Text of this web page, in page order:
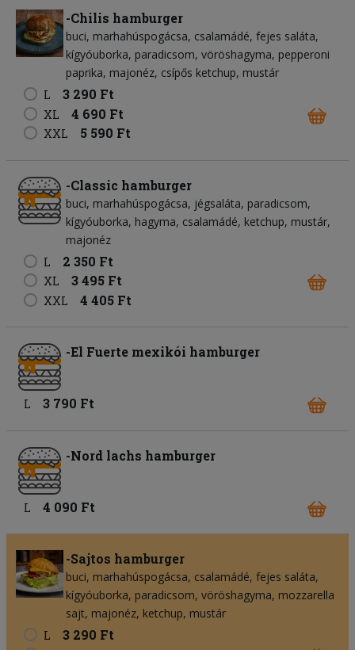
-Chilis hamburger
buci marhahúspogácsa csalamádé fejes saláta
kígyóuborka paradicsom vöröshagyma pepperoni
paprika majonéz csípős ketchup mustár
L
3 290 Ft
XL 4 690 Ft
XXL 5 590 Ft
-Classic hamburger
buci marhahúspogácsa jégsaláta paradicsom
kígyóuborka hagyma csalamádé ketchup mustár
majonéz
L
2 350 Ft
XL 3 495 Ft
XXL 4 405 Ft
-El Fuerte mexikói hamburger
L 3 790 Ft
-Nord lachs hamburger
L 4 090 Ft
-Sajtos hamburger
buci marhahúspogácsa csalamádé fejes saláta
kígyóuborka paradicsom vöröshagyma mozzarella
sajt majonéz ketchup mustár
L
3 290 Ft